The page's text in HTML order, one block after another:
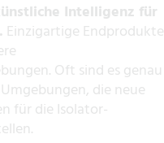
Intelligenz für
Einzigartige Endprodukte
Oft sind es genau
die neue
für die Isolator-